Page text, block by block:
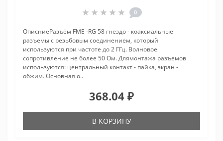
0
ОписниеРазъём FME -RG 58 гнездо - коаксиальные
разъемы с резьбовым соединением, который
используются при частоте до 2 ГГц. Волновое
сопротивление не более 50 Ом. Длямонтажа разъемов
используются: центральный контакт - пайка, экран -
обжим. Основная о..
368.04 ₽
В КОРЗИНУ